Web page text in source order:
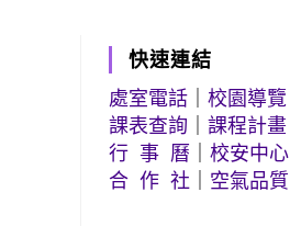
快速連結
處室電話 ｜校園導覽
課表查詢 ｜課程計畫
行 事 曆 ｜校安中心
合 作 社
空氣品質